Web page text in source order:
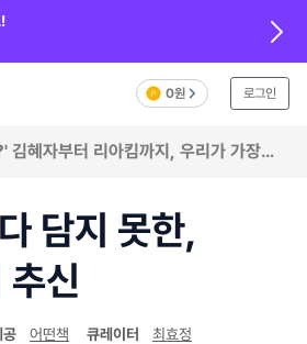
0원 로그인
김혜자부터 리아킴까지, 우리가 가장
담지 못한,
추신
공 어떤책 큐레이터 최효정